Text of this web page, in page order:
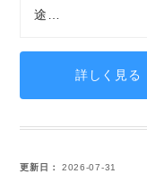
途…
詳しく見る
更新日 2026-07-31